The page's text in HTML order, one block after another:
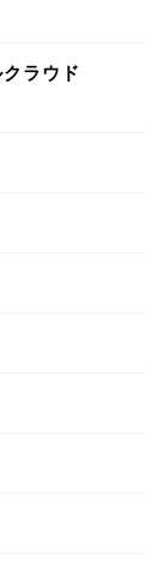
ラウド